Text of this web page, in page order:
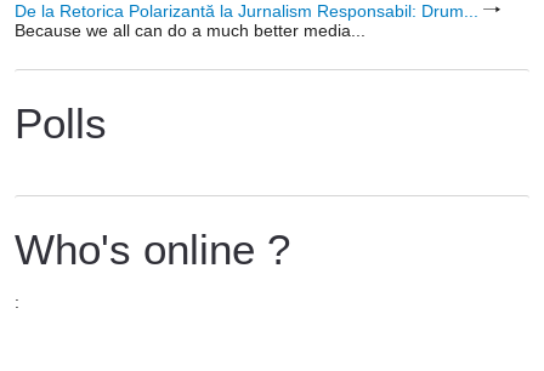
De la Retorica Polarizantă la Jurnalism Responsabil: Drum...
Because we all can do a much better media...
Polls
Who's online ?
: